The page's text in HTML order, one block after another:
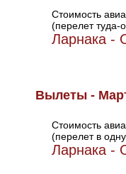
Стоимость
(перелет туда-
Ларнака -
Вылеты -
Стоимость
(перелет в
Ларнака -